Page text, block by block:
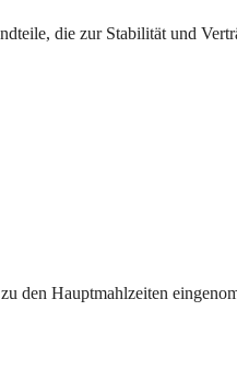
die zur Stabilität und
den Hauptmahlzeiten